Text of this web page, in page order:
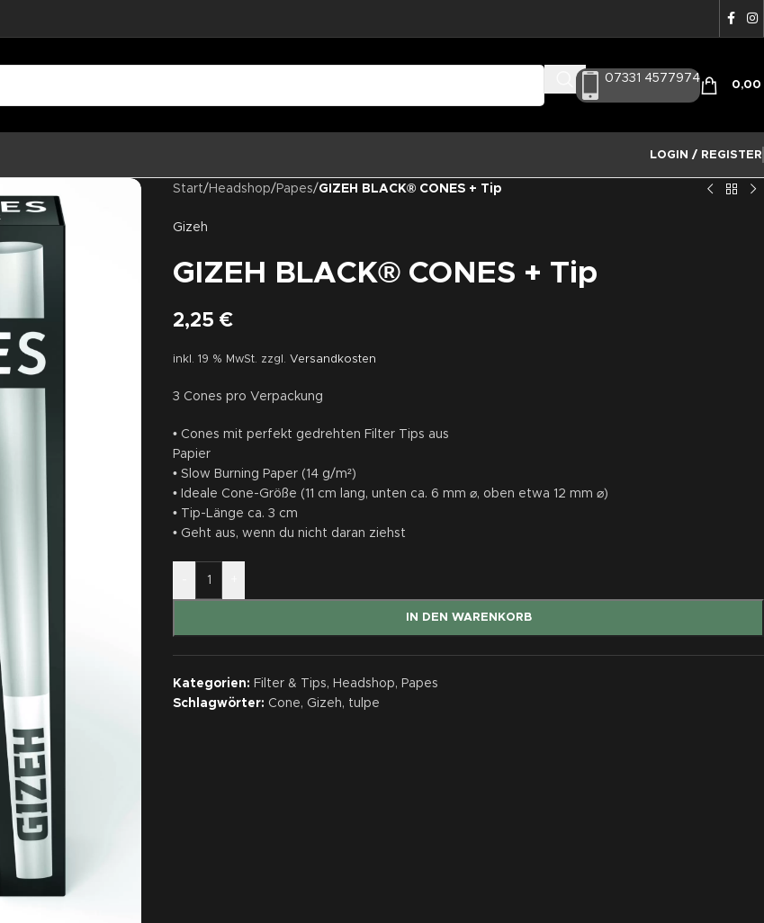
07331 4577974
0,00
LOGIN / REGISTER
Start/ Headshop/ Papes/GIZEH BLACK® CONES + Tip
Gizeh
GIZEH BLACK® CONES + Tip
2,25 €
inkl. 19 % MwSt. zzgl. Versandkosten
3 Cones pro Verpackung
• Cones mit perfekt gedrehten Filter Tips aus
Papier
• Slow Burning Paper (14 g/m²)
• Ideale Cone-Größe (11 cm lang, unten ca. 6 mm ⌀, oben etwa 12 mm ⌀)
• Tip-Länge ca. 3 cm
• Geht aus, wenn du nicht daran ziehst
IN DEN WARENKORB
Kategorien: Filter & Tips, Headshop, Papes
Schlagwörter: Cone, Gizeh, tulpe